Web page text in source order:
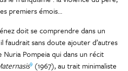
premiers émois…
doit se comprendre dans un
faudrait sans doute ajouter d’autres
Pompeia qui dans un récit
9 (1967), au trait minimaliste